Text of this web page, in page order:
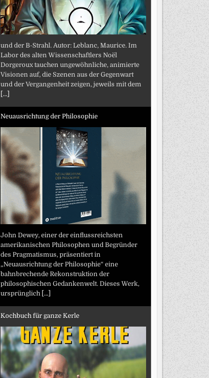
und der B-Strahl. Autor: Leblanc, Maurice. Im
Labor des alten Wissenschaftlers Noël
Dorgeroux tauchen ungewöhnliche, animierte
Visionen auf, die Szenen aus der Gegenwart
und der Vergangenheit zeigen, jeweils mit dem
[...]
Neuausrichtung der Philosophie
John Dewey, einer der einflussreichsten
amerikanischen Philosophen und Begründer
des Pragmatismus, präsentiert in
„Neuausrichtung der Philosophie“ eine
bahnbrechende Rekonstruktion der
philosophischen Gedankenwelt. Dieses Werk,
ursprünglich [...]
Kochbuch für ganze Kerle